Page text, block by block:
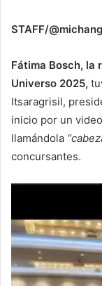
STAFF/
Fátima Bosch, la
Universo 2025,
Itsaragrisil,
inicio por un
llamándola
concursantes.